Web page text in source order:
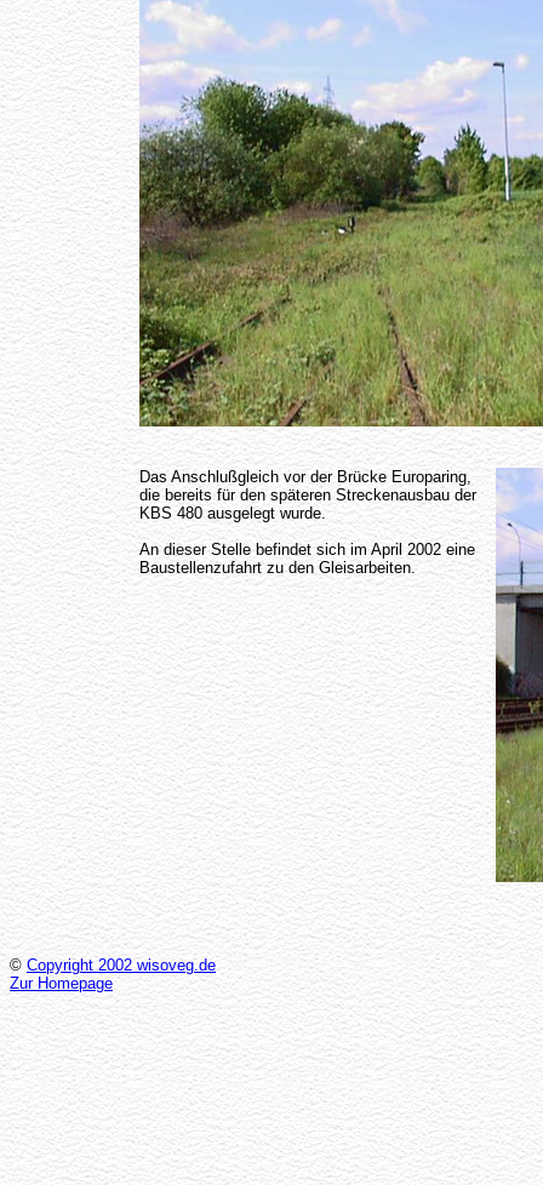
Das Anschlußgleich vor der Brücke Europaring,
die bereits für den späteren Streckenausbau der
KBS 480 ausgelegt wurde.
An dieser Stelle befindet sich im April 2002 eine
Baustellenzufahrt zu den Gleisarbeiten.
© Copyright 2002 wisoveg.de
Zur Homepage